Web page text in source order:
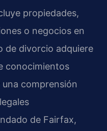
propiedades,
o negocios en
de divorcio adquiere
conocimientos
comprensión
de Fairfax,